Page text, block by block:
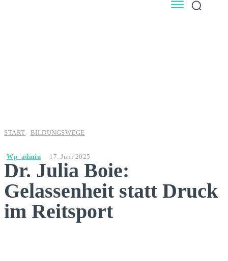
START BILDUNGSWEGE
Wp_admin 17. Juni 2025
Dr. Julia Boie:
Gelassenheit statt Druck
im Reitsport